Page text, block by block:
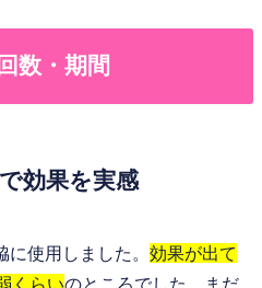
数・期間
効果を実感
に使用しました。効果が出て
くらいのところでした。まだ